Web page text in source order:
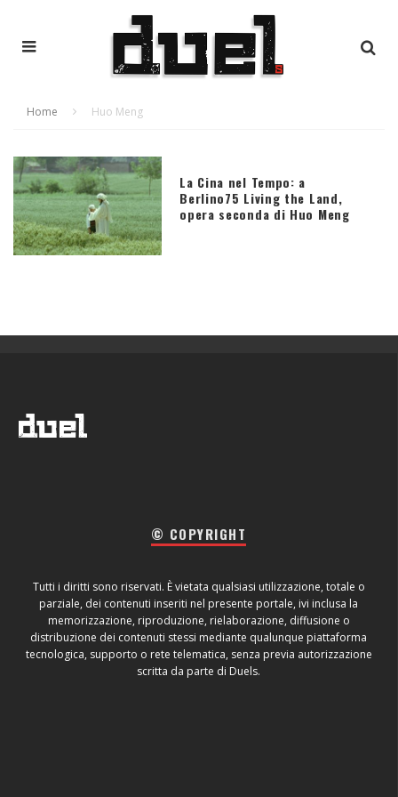
Home Huo Meng
La Cina nel Tempo: a
Berlino75 Living the Land,
opera seconda di Huo Meng
© COPYRIGHT
Tutti i diritti sono riservati. È vietata qualsiasi utilizzazione, totale o
parziale, dei contenuti inseriti nel presente portale, ivi inclusa la
memorizzazione, riproduzione, rielaborazione, diffusione o
distribuzione dei contenuti stessi mediante qualunque piattaforma
tecnologica, supporto o rete telematica, senza previa autorizzazione
scritta da parte di Duels.